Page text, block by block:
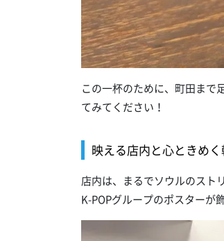
この一杯のために、町田まで
てみてください！
映える店内と心ときめ
店内は、まるでソウルのスト
K-POPグループのポスターが